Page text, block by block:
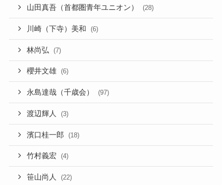
山田真吾（首都圏青年ユニオン） (28)
川崎（下寺）美和 (6)
林尚弘 (7)
櫻井文雄 (6)
永島達哉（千歳会） (97)
渡辺輝人 (3)
濱口桂一郎 (18)
竹村義宏 (4)
笹山尚人 (22)